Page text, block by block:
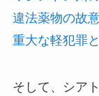
違法薬物の故
重大な軽犯罪
そして、シア